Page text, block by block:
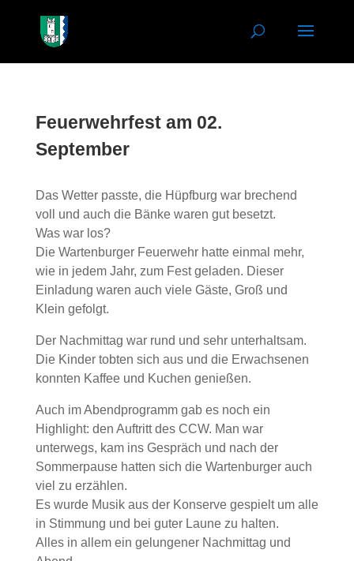
Feuerwehrfest am 02.
September
Das Wetter passte, die Hüpfburg war brechend
voll und auch die Bänke waren gut besetzt.
Was war los?
Die Wartenburger Feuerwehr hatte einmal mehr,
wie in jedem Jahr, zum Fest geladen. Dieser
Einladung waren auch viele Gäste, Groß und
Klein gefolgt.
Der Nachmittag war rund und sehr unterhaltsam.
Die Kinder tobten sich aus und die Erwachsenen
konnten Kaffee und Kuchen genießen.
Auch im Abendprogramm gab es noch ein
Highlight: den Auftritt des CCW. Man war
unterwegs, kam ins Gespräch und nach der
Sommerpause hatten sich die Wartenburger auch
viel zu erzählen.
Es wurde Musik aus der Konserve gespielt um alle
in Stimmung und bei guter Laune zu halten.
Alles in allem ein gelungener Nachmittag und